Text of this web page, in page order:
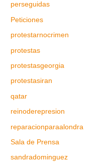
perseguidas
Peticiones
protestarnocrimen
protestas
protestasgeorgia
protestasiran
qatar
reinoderepresion
reparacionparaalondra
Sala de Prensa
sandradominguez